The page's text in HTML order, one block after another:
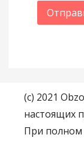
(c) 2021
настоящих
При полном